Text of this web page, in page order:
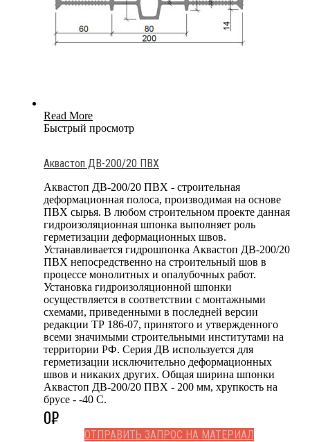
Read More
Быстрый просмотр
Аквастоп ДВ-200/20 ПВХ
Аквастоп ДВ-200/20 ПВХ - строительная
деформационная полоса, производимая на основе
ПВХ сырья. В любом строительном проекте данная
гидроизоляционная шпонка выполняет роль
герметизации деформационных швов.
Устанавливается гидрошпонка Аквастоп ДВ-200/20
ПВХ непосредственно на строительный шов в
процессе монолитных и опалубочных работ.
Установка гидроизоляционной шпонки
осуществляется в соответствии с монтажными
схемами, приведенными в последней версии
редакции ТР 186-07, принятого и утвержденного
всеми значимыми строительными институтами на
территории РФ. Серия ДВ используется для
герметизации исключительно деформационных
швов и никаких других. Общая ширина шпонки
Аквастоп ДВ-200/20 ПВХ - 200 мм, хрупкость на
брусе - -40 С.
0₽
ОТПРАВИТЬ ЗАПРОС НА МАТЕРИАЛ